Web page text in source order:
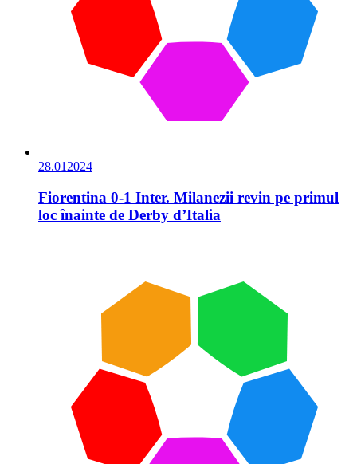
28.01 2024
Fiorentina 0-1 Inter. Milanezii revin pe primul
loc înainte de Derby d’Italia